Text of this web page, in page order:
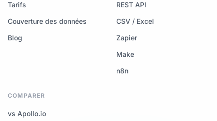
Tarifs
Couverture des données
Blog
REST API
CSV / Excel
Zapier
Make
n8n
COMPARER
vs Apollo.io